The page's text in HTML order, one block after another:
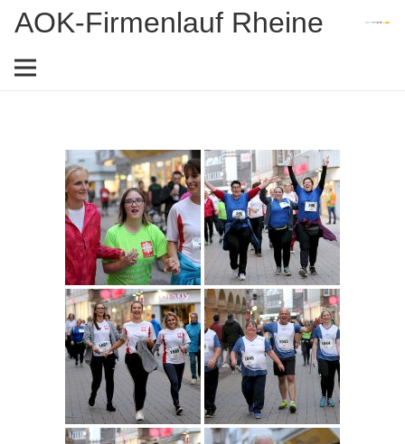
AOK-Firmenlauf Rheine